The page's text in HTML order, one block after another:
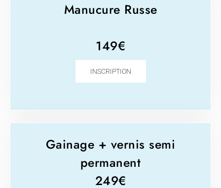
Manucure Russe
149€
INSCRIPTION
Gainage + vernis semi
permanent
249€